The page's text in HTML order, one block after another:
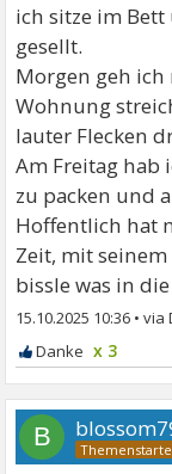
ich sitze im
gesellt.
Morgen geh ich
Wohnung
lauter Flecken
Am Freitag hab
zu packen und
Hoffentlich hat
Zeit, mit
bissle was in
15.10.2025 10:36 •
x 3
B